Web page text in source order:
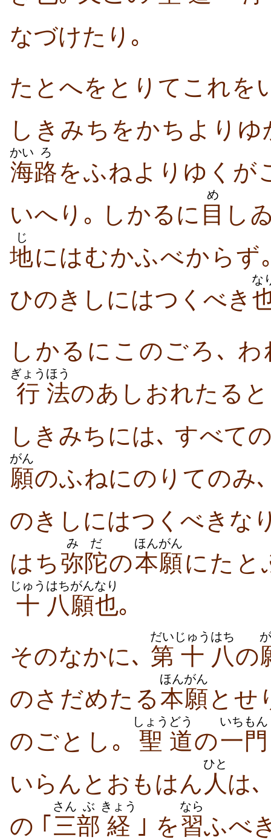
なづけたり｡
たとへをとりてこれを
しきみちをかちより
海
かい
路
ろ
をふねよりゆくが
いへり｡ しかるに 目
め
し
地
じ
にはむかふべから
ひのきしにはつくべき
な
しかるにこのごろ､
行
ぎょう
法
ほう
のあしおれたる
しきみちには､ すべて
願
がん
のふねにのりてのみ
のきしにはつくべきな
はち 弥陀
みだ
の本願
ほんがん
にたと
十
じゅう
八願
はちがん
也
なり
｡
そのなかに､ 第
だい
十
じゅう
八
はち
の
のさだめたる本願
ほんがん
とせ
のごとし｡
聖
しょう
道
どう
の一門
いちもん
いらんとおもはん 人
ひと
は､
の ｢ 三
さん
部
ぶ
経
きょう
｣ を習
なら
ふべ